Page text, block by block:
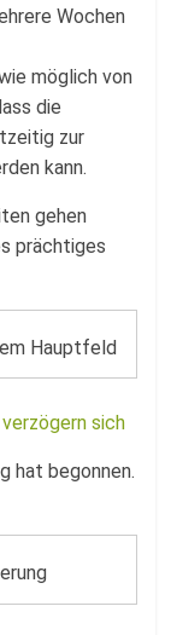
Wochen
möglich von
die
zur
kann.
gehen
prächtiges
Hauptfeld
sich
hat begonnen.